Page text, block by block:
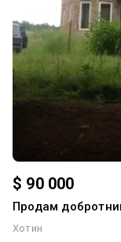
$ 90 000
Продам
Хотин